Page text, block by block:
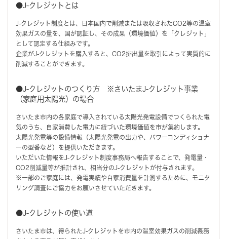
●J-クレジットとは
J-クレジット制度とは、日本国内で削減または吸収されたCO2等の温室
効果ガスの量を、国が認証し、その成果（環境価値）を「クレジット」
として認定する仕組みです。
企業がJ-クレジットを購入すると、CO2排出量を取引によって実質的に
削減することができます。
●J-クレジットのつくり方 ※さいたまJ-クレジット事業
（家庭用太陽光）の場合
さいたま市内の各家庭で導入されている太陽光発電設備でつくられた電
気のうち、自家消費した電力に紐づいた環境価値を市が集約します。
太陽光発電等の設備情報（太陽光発電の出力や、パワーコンディショナ
ーの型番など）を提供いただきます。
いただいた情報をJ-クレジット制度事務局へ報告することで、発電量・
CO2削減量等が推計され、相当分のJ-クレジットが付与されます。
※一部のご家庭には、発電実績や自家消費量を計測するために、モニタ
リング調査にご協力をお願いさせていただきます。
●J-クレジットの使い道
さいたま市は、得られたJ-クレジットを市内の温室効果ガスの削減義務